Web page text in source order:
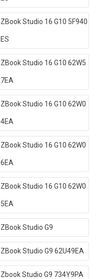
ZBook Studio 16 G10 5F940
ES
ZBook Studio 16 G10 62W5
7EA
ZBook Studio 16 G10 62W0
4EA
ZBook Studio 16 G10 62W0
6EA
ZBook Studio 16 G10 62W0
5EA
ZBook Studio G9
ZBook Studio G9 62U49EA
Zbook Studio G9 734Y9PA